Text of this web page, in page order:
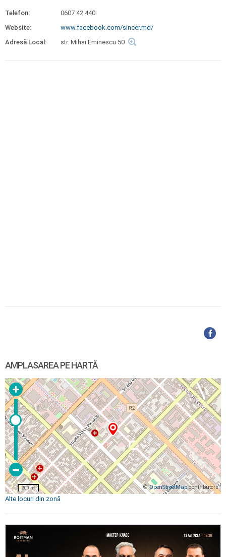
Telefon:
0607 42 440
Website:
www.facebook.com/sincer.md/
Adresă Local:
str. Mihai Eminescu 50
AMPLASAREA PE HARTĂ
©OpenStreetMap contributors
200 m
Alte locuri din zonă